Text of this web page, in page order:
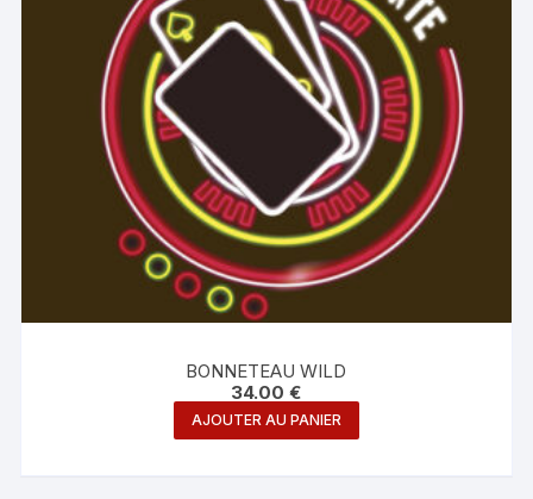
BONNETEAU WILD
34.00€
AJOUTER AU PANIER